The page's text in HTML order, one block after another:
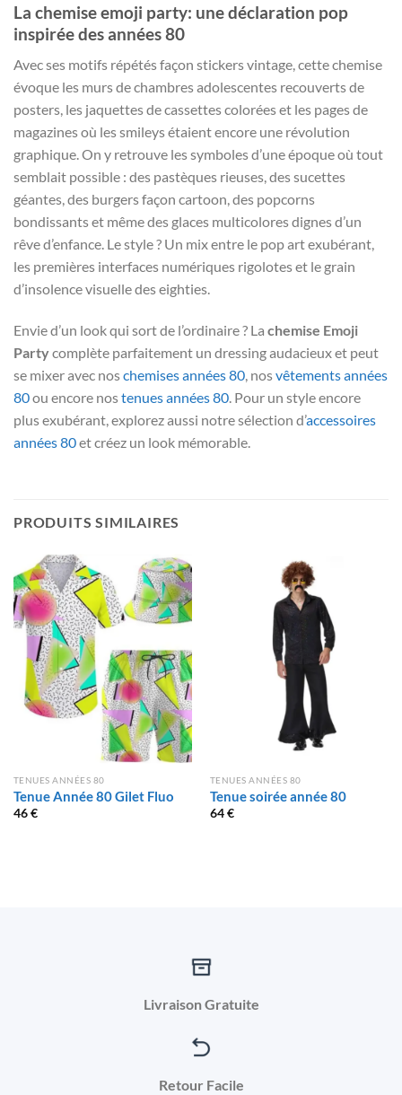
La chemise emoji party: une déclaration pop
inspirée des années 80
Avec ses motifs répétés façon stickers vintage, cette chemise
évoque les murs de chambres adolescentes recouverts de
posters, les jaquettes de cassettes colorées et les pages de
magazines où les smileys étaient encore une révolution
graphique. On y retrouve les symboles d’une époque où tout
semblait possible : des pastèques rieuses, des sucettes
géantes, des burgers façon cartoon, des popcorns
bondissants et même des glaces multicolores dignes d’un
rêve d’enfance. Le style ? Un mix entre le pop art exubérant,
les premières interfaces numériques rigolotes et le grain
d’insolence visuelle des eighties.
Envie d’un look qui sort de l’ordinaire ? La chemise Emoji
Partycomplète parfaitement un dressing audacieux et peut
se mixer avec noschemises années 80, nosvêtements années
80ou encore nostenues années 80. Pour un style encore
plus exubérant, explorez aussi notre sélection d’accessoires
années 80et créez un look mémorable.
PRODUITS SIMILAIRES
TENUES ANNÉES 80
Tenue Année 80 Gilet Fluo
46€
TENUES ANNÉES 80
Tenue soirée année 80
64€
Livraison Gratuite
Retour Facile